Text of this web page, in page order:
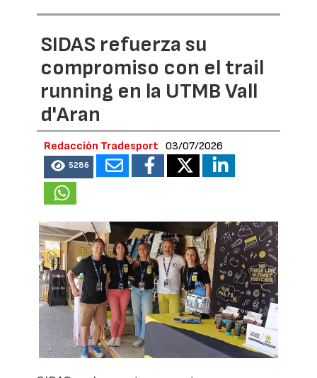
SIDAS refuerza su
compromiso con el trail
running en la UTMB Vall
d'Aran
Redacción Tradesport 03/07/2026
5286